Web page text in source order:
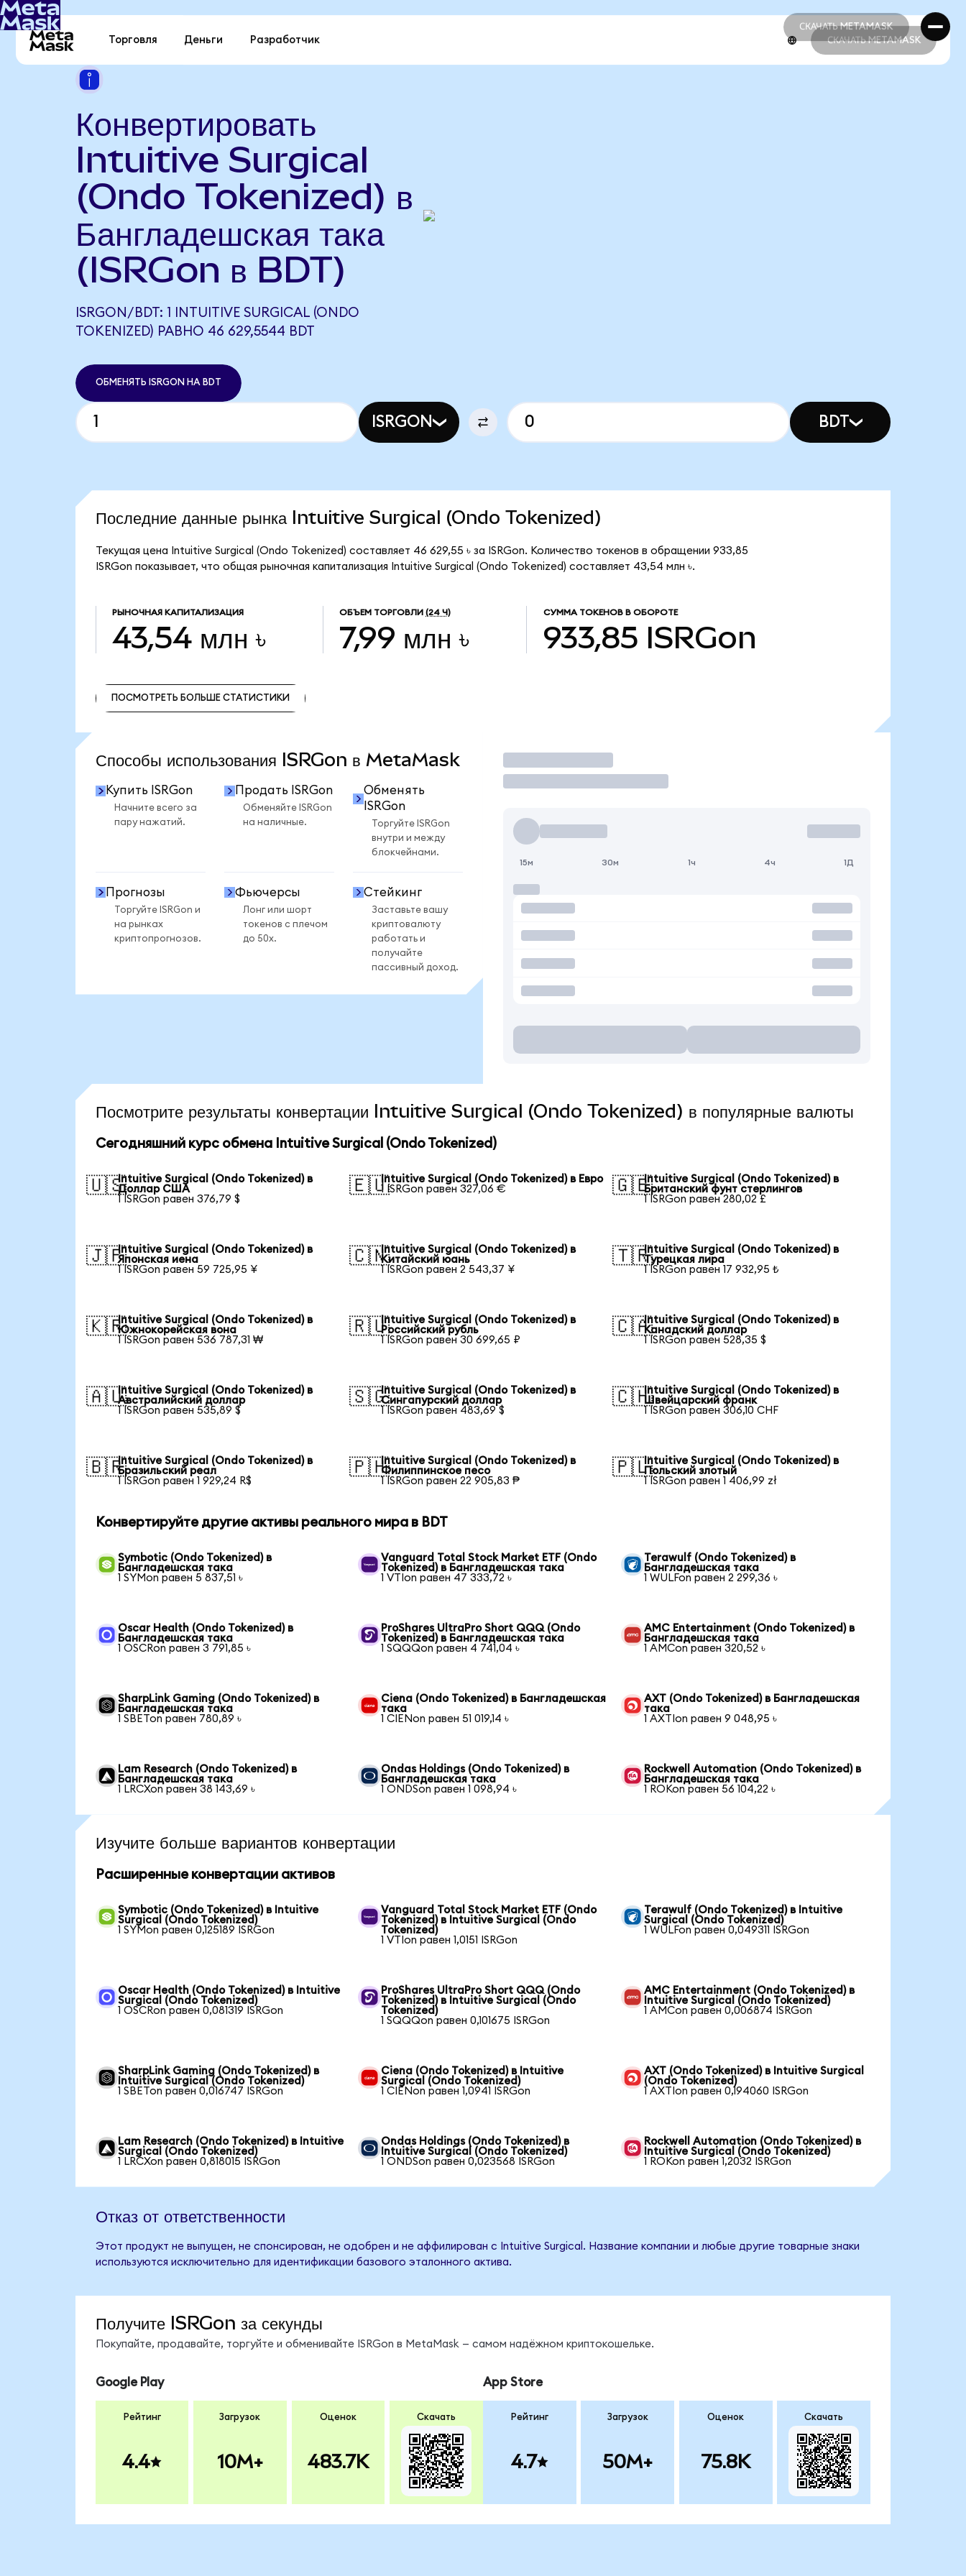
СКАЧАТЬ METAMASK
СКАЧАТЬ METAMASK
Торговля Деньги Разработчик СКАЧАТЬ METAMASK
Конвертировать
Intuitive Surgical
(Ondo Tokenized) в
Бангладешская така
(ISRGon в BDT)
ISRGON/BDT: 1 INTUITIVE SURGICAL (ONDO
TOKENIZED) РАВНО 46 629,5544 BDT
ОБМЕНЯТЬ ISRGON НА BDT
ISRGON BDT
Последние данные рынка Intuitive Surgical (Ondo Tokenized)
Текущая цена Intuitive Surgical (Ondo Tokenized) составляет 46 629,55 ৳ за ISRGon. Количество токенов в обращении 933,85
ISRGon показывает, что общая рыночная капитализация Intuitive Surgical (Ondo Tokenized) составляет 43,54 млн ৳.
РЫНОЧНАЯ КАПИТАЛИЗАЦИЯ
43,54 млн ৳
ОБЪЕМ ТОРГОВЛИ (24 Ч)
7,99 млн ৳
СУММА ТОКЕНОВ В ОБОРОТЕ
933,85 ISRGon
ПОСМОТРЕТЬ БОЛЬШЕ СТАТИСТИКИ
Способы использования ISRGon в MetaMask
Купить ISRGon
Начните всего за
пару нажатий.
Продать ISRGon
Обменяйте ISRGon
на наличные.
Обменять
ISRGon
Торгуйте ISRGon
внутри и между
блокчейнами.
Прогнозы
Торгуйте ISRGon и
на рынках
криптопрогнозов.
Фьючерсы
Лонг или шорт
токенов с плечом
до 50x.
Стейкинг
Заставьте вашу
криптовалюту
работать и
получайте
пассивный доход.
Торговать
15м 30м 1ч 4ч 1Д
Посмотрите результаты конвертации Intuitive Surgical (Ondo Tokenized) в популярные валюты
Сегодняшний курс обмена Intuitive Surgical (Ondo Tokenized)
🇺🇸Intuitive Surgical (Ondo Tokenized) в
Доллар США
1 ISRGon равен 376,79 $
🇪🇺Intuitive Surgical (Ondo Tokenized) в Евро
1 ISRGon равен 327,06 €
🇬🇧Intuitive Surgical (Ondo Tokenized) в
Британский фунт стерлингов
1 ISRGon равен 280,02 £
🇯🇵Intuitive Surgical (Ondo Tokenized) в
Японская иена
1 ISRGon равен 59 725,95 ¥
🇨🇳Intuitive Surgical (Ondo Tokenized) в
Китайский юань
1 ISRGon равен 2 543,37 ¥
🇹🇷Intuitive Surgical (Ondo Tokenized) в
Турецкая лира
1 ISRGon равен 17 932,95 ₺
🇰🇷Intuitive Surgical (Ondo Tokenized) в
Южнокорейская вона
1 ISRGon равен 536 787,31 ₩
🇷🇺Intuitive Surgical (Ondo Tokenized) в
Российский рубль
1 ISRGon равен 30 699,65 ₽
🇨🇦Intuitive Surgical (Ondo Tokenized) в
Канадский доллар
1 ISRGon равен 528,35 $
🇦🇺Intuitive Surgical (Ondo Tokenized) в
Австралийский доллар
1 ISRGon равен 535,89 $
🇸🇬Intuitive Surgical (Ondo Tokenized) в
Сингапурский доллар
1 ISRGon равен 483,69 $
🇨🇭Intuitive Surgical (Ondo Tokenized) в
Швейцарский франк
1 ISRGon равен 306,10 CHF
🇧🇷Intuitive Surgical (Ondo Tokenized) в
Бразильский реал
1 ISRGon равен 1 929,24 R$
🇵🇭Intuitive Surgical (Ondo Tokenized) в
Филиппинское песо
1 ISRGon равен 22 905,83 ₱
🇵🇱Intuitive Surgical (Ondo Tokenized) в
Польский злотый
1 ISRGon равен 1 406,99 zł
Конвертируйте другие активы реального мира в BDT
Symbotic (Ondo Tokenized) в
Бангладешская така
1 SYMon равен 5 837,51 ৳
Vanguard Total Stock Market ETF (Ondo
Tokenized) в Бангладешская така
1 VTIon равен 47 333,72 ৳
Terawulf (Ondo Tokenized) в
Бангладешская така
1 WULFon равен 2 299,36 ৳
Oscar Health (Ondo Tokenized) в
Бангладешская така
1 OSCRon равен 3 791,85 ৳
ProShares UltraPro Short QQQ (Ondo
Tokenized) в Бангладешская така
1 SQQQon равен 4 741,04 ৳
AMC Entertainment (Ondo Tokenized) в
Бангладешская така
1 AMCon равен 320,52 ৳
SharpLink Gaming (Ondo Tokenized) в
Бангладешская така
1 SBETon равен 780,89 ৳
Ciena (Ondo Tokenized) в Бангладешская
така
1 CIENon равен 51 019,14 ৳
AXT (Ondo Tokenized) в Бангладешская
така
1 AXTIon равен 9 048,95 ৳
Lam Research (Ondo Tokenized) в
Бангладешская така
1 LRCXon равен 38 143,69 ৳
Ondas Holdings (Ondo Tokenized) в
Бангладешская така
1 ONDSon равен 1 098,94 ৳
Rockwell Automation (Ondo Tokenized) в
Бангладешская така
1 ROKon равен 56 104,22 ৳
Изучите больше вариантов конвертации
Расширенные конвертации активов
Symbotic (Ondo Tokenized) в Intuitive
Surgical (Ondo Tokenized)
1 SYMon равен 0,125189 ISRGon
Vanguard Total Stock Market ETF (Ondo
Tokenized) в Intuitive Surgical (Ondo
Tokenized)
1 VTIon равен 1,0151 ISRGon
Terawulf (Ondo Tokenized) в Intuitive
Surgical (Ondo Tokenized)
1 WULFon равен 0,049311 ISRGon
Oscar Health (Ondo Tokenized) в Intuitive
Surgical (Ondo Tokenized)
1 OSCRon равен 0,081319 ISRGon
ProShares UltraPro Short QQQ (Ondo
Tokenized) в Intuitive Surgical (Ondo
Tokenized)
1 SQQQon равен 0,101675 ISRGon
AMC Entertainment (Ondo Tokenized) в
Intuitive Surgical (Ondo Tokenized)
1 AMCon равен 0,006874 ISRGon
SharpLink Gaming (Ondo Tokenized) в
Intuitive Surgical (Ondo Tokenized)
1 SBETon равен 0,016747 ISRGon
Ciena (Ondo Tokenized) в Intuitive
Surgical (Ondo Tokenized)
1 CIENon равен 1,0941 ISRGon
AXT (Ondo Tokenized) в Intuitive Surgical
(Ondo Tokenized)
1 AXTIon равен 0,194060 ISRGon
Lam Research (Ondo Tokenized) в Intuitive
Surgical (Ondo Tokenized)
1 LRCXon равен 0,818015 ISRGon
Ondas Holdings (Ondo Tokenized) в
Intuitive Surgical (Ondo Tokenized)
1 ONDSon равен 0,023568 ISRGon
Rockwell Automation (Ondo Tokenized) в
Intuitive Surgical (Ondo Tokenized)
1 ROKon равен 1,2032 ISRGon
Отказ от ответственности
Этот продукт не выпущен, не спонсирован, не одобрен и не аффилирован с Intuitive Surgical. Название компании и любые другие товарные знаки
используются исключительно для идентификации базового эталонного актива.
Получите ISRGon за секунды
Покупайте, продавайте, торгуйте и обменивайте ISRGon в MetaMask — самом надёжном криптокошельке.
Google Play
Рейтинг
4.4
Загрузок
10M+
Оценок
483.7K
Скачать
App Store
Рейтинг
4.7
Загрузок
50M+
Оценок
75.8K
Скачать